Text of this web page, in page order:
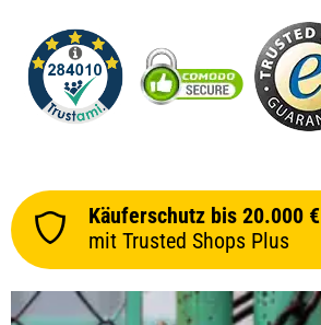
Käuferschutz bis 20.000 €
mit Trusted Shops Plus